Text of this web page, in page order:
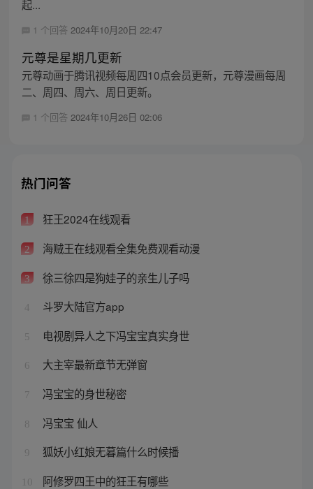
起...
1 个回答 2024年10月20日 22:47
元尊是星期几更新
元尊动画于腾讯视频每周四10点会员更新，元尊漫画每周
二、周四、周六、周日更新。
1 个回答 2024年10月26日 02:06
热门问答
1 狂王2024在线观看
2 海贼王在线观看全集免费观看动漫
3 徐三徐四是狗娃子的亲生儿子吗
4 斗罗大陆官方app
5 电视剧异人之下冯宝宝真实身世
6 大主宰最新章节无弹窗
7 冯宝宝的身世秘密
8 冯宝宝 仙人
9 狐妖小红娘无暮篇什么时候播
10 阿修罗四王中的狂王有哪些